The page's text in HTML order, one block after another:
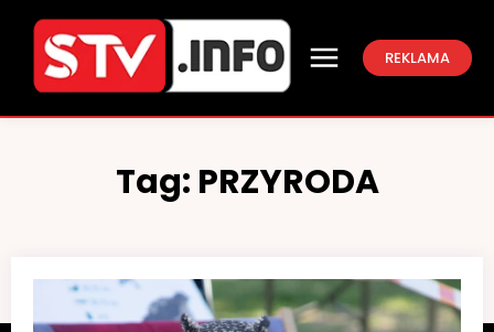
REKLAMA
Tag: PRZYRODA